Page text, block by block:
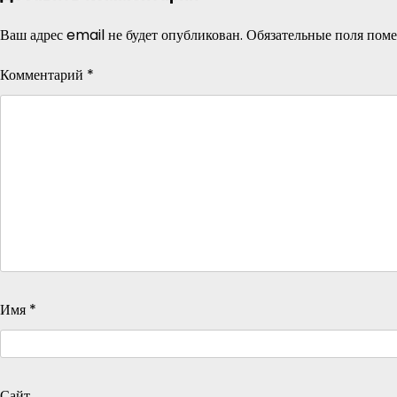
Ваш адрес email не будет опубликован. Обязательные поля
Комментарий *
Имя *